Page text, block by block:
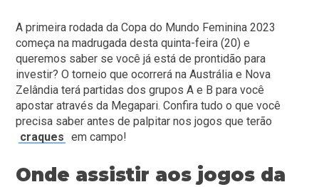
A primeira rodada da Copa do Mundo Feminina 2023
começa na madrugada desta quinta-feira (20) e
queremos saber se você já está de prontidão para
investir? O torneio que ocorrerá na Austrália e Nova
Zelândia terá partidas dos grupos A e B para você
apostar através da Megapari. Confira tudo o que você
precisa saber antes de palpitar nos jogos que terão
craques em campo!
Onde assistir aos jogos da